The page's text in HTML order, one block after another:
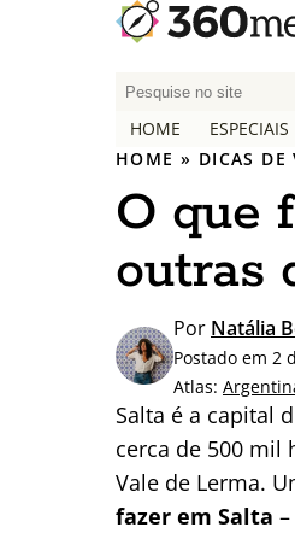
P
q
u
i
s
a
p
o
r
:
HOME ESPECIAIS
HOME » DICAS DE
O que
outras
Por Natália
Postado em 2
Atlas:
Salta é a capital
cerca de 500 mil
Vale de Lerma.
fazer em Salta